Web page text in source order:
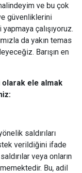
ve bu çok
güvenliklerini
çalışıyoruz.
da yakın temas
Barışın en
olarak ele almak
saldırıları
verildiğini ifade
veya onların
Bu, adil